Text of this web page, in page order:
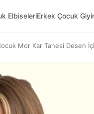
ElbiseleriErkek Çocuk
Mor Kar Tanesi Desen